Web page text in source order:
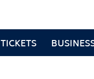
TICKETS